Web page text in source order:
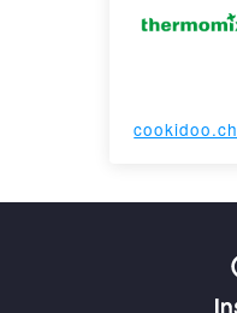
cookidoo.ch